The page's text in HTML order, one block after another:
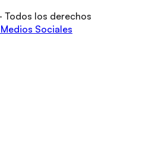
Todos los derechos
Sociales